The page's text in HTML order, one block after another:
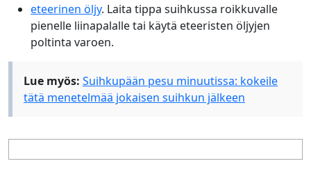
eteerinen öljy. Laita tippa suihkussa roikkuvalle
pienelle liinapalalle tai käytä eteeristen öljyjen
poltinta varoen.
Lue myös: Suihkupään pesu minuutissa: kokeile
tätä menetelmää jokaisen suihkun jälkeen